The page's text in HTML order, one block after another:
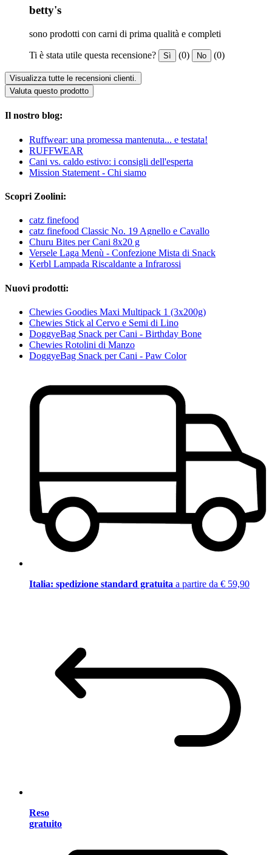
betty's
sono prodotti con carni di prima qualità e completi
Ti è stata utile questa recensione? Sì (0) No (0)
Visualizza tutte le recensioni clienti.
Valuta questo prodotto
Il nostro blog:
Ruffwear: una promessa mantenuta... e testata!
RUFFWEAR
Cani vs. caldo estivo: i consigli dell'esperta
Mission Statement - Chi siamo
Scopri Zoolini:
catz finefood
catz finefood Classic No. 19 Agnello e Cavallo
Churu Bites per Cani 8x20 g
Versele Laga Menù - Confezione Mista di Snack
Kerbl Lampada Riscaldante a Infrarossi
Nuovi prodotti:
Chewies Goodies Maxi Multipack 1 (3x200g)
Chewies Stick al Cervo e Semi di Lino
DoggyeBag Snack per Cani - Birthday Bone
Chewies Rotolini di Manzo
DoggyeBag Snack per Cani - Paw Color
Italia: spedizione standard gratuita a partire da € 59,90
Reso
gratuito